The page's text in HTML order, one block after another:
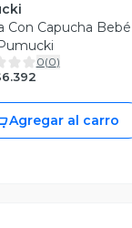
Con Capucha Bebé
0(0)
Agregar al carro